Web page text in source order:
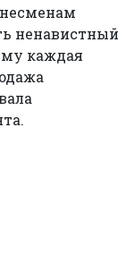
ненавистный
каждая